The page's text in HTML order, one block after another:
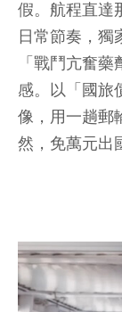
假。航程直達
日常節奏，獨
「戰鬥亢奮
感。以「國旅
像，用一趟郵
然，免萬元出